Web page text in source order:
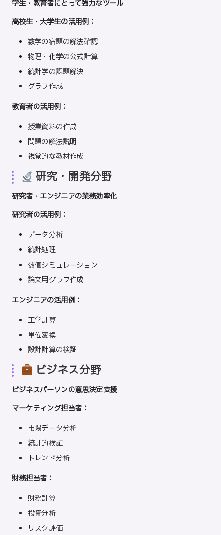
学生・教育者にとって強力なツール
高校生・大学生の活用例：
数学の宿題の解法確認
物理・化学の公式計算
統計学の課題解決
グラフ作成
教育者の活用例：
授業資料の作成
問題の解法説明
視覚的な教材作成
研究・開発分野
研究者・エンジニアの業務効率化
研究者の活用例：
データ分析
統計処理
数値シミュレーション
論文用グラフ作成
エンジニアの活用例：
工学計算
単位変換
設計計算の検証
ビジネス分野
ビジネスパーソンの意思決定支援
マーケティング担当者：
市場データ分析
統計的検証
トレンド分析
財務担当者：
財務計算
投資分析
リスク評価